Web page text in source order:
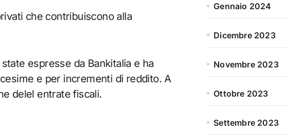
che contribuiscono alla
espresse da Bankitalia e ha
e per incrementi di reddito. A
delel entrate fiscali.
Gennaio 2024
Dicembre 2023
Novembre 2023
Ottobre 2023
Settembre 2023